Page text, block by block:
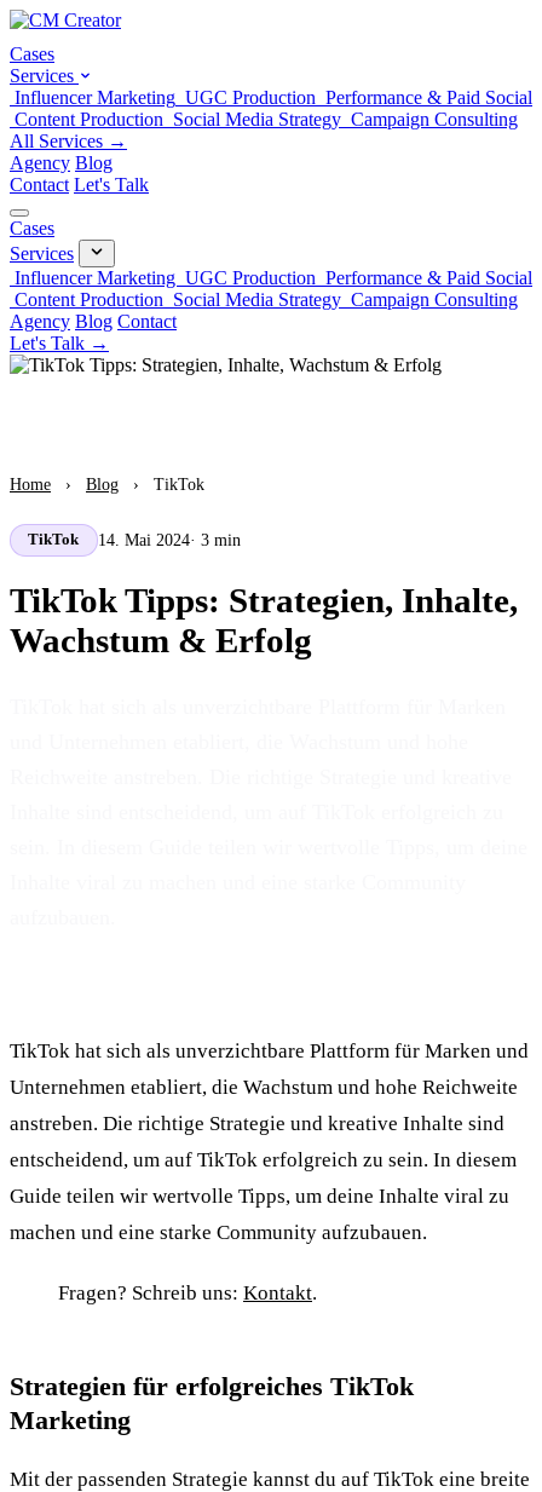
Cases
Services
Influencer Marketing UGC Production Performance & Paid Social
Content Production Social Media Strategy Campaign Consulting
All Services →
Agency Blog
Contact Let's Talk
Cases
Services
Influencer Marketing UGC Production Performance & Paid Social
Content Production Social Media Strategy Campaign Consulting
Agency Blog Contact
Let's Talk →
Home › Blog › TikTok
TikTok 14. Mai 2024· 3 min
TikTok Tipps: Strategien, Inhalte,
Wachstum & Erfolg
TikTok hat sich als unverzichtbare Plattform für Marken und
Unternehmen etabliert, die Wachstum und hohe Reichweite
anstreben. Die richtige Strategie und kreative Inhalte sind
entscheidend, um auf TikTok erfolgreich zu sein. In diesem
Guide teilen wir wertvolle Tipps, um deine Inhalte viral zu
machen und eine starke Community aufzubauen.
Fragen? Schreib uns: Kontakt.
Strategien für erfolgreiches TikTok
Marketing
Mit der passenden Strategie kannst du auf TikTok eine breite